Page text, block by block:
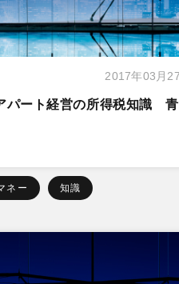
2017年03月
パート経営の所得税知識
ネー 知識